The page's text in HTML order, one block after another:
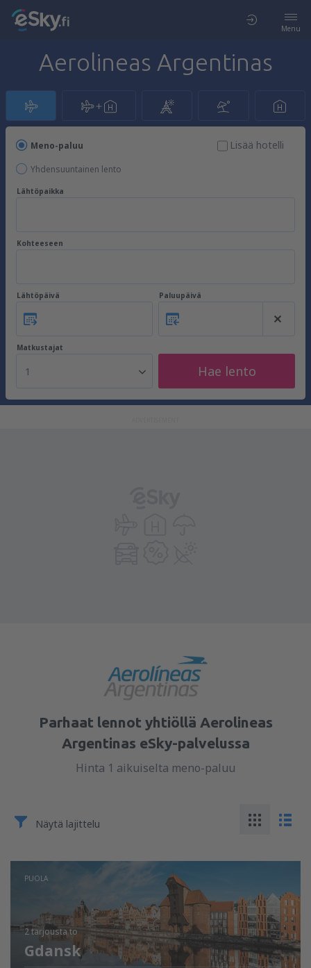
Menu
Aerolineas Argentinas
Meno-paluu
Yhdensuuntainen lento
Lisää hotelli
Lähtöpaikka
Kohteeseen
Lähtöpäivä Paluupäivä
Matkustajat
1 Hae lento
Parhaat lennot yhtiöllä Aerolineas
Argentinas eSky-palvelussa
Hinta 1 aikuiselta meno-paluu
Näytä lajittelu
PUOLA
2 tarjousta to
Gdansk